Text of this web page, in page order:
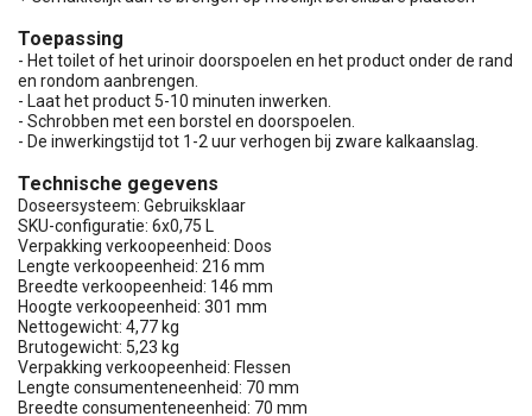
Toepassing
- Het toilet of het urinoir doorspoelen en het product onder de rand
en rondom aanbrengen.
- Laat het product 5-10 minuten inwerken.
- Schrobben met een borstel en doorspoelen.
- De inwerkingstijd tot 1-2 uur verhogen bij zware kalkaanslag.
Technische gegevens
Doseersysteem: Gebruiksklaar
SKU-configuratie: 6x0,75 L
Verpakking verkoopeenheid: Doos
Lengte verkoopeenheid: 216 mm
Breedte verkoopeenheid: 146 mm
Hoogte verkoopeenheid: 301 mm
Nettogewicht: 4,77 kg
Brutogewicht: 5,23 kg
Verpakking verkoopeenheid: Flessen
Lengte consumenteneenheid: 70 mm
Breedte consumenteneenheid: 70 mm